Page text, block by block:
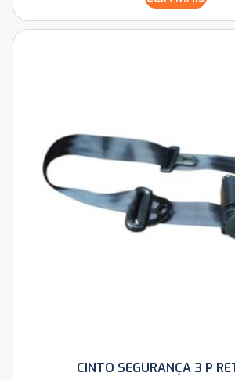
CINTO SEGURANÇA 3 P